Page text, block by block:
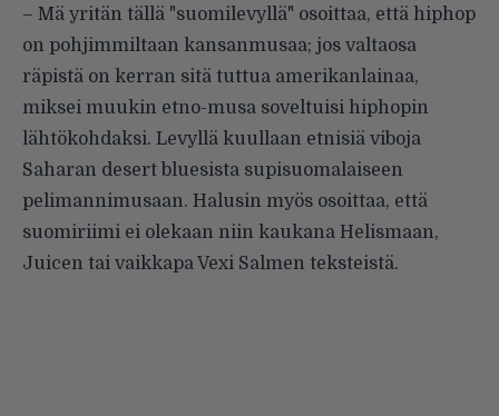
– Mä yritän tällä "suomilevyllä" osoittaa, että hiphop
on pohjimmiltaan kansanmusaa; jos valtaosa
räpistä on kerran sitä tuttua amerikanlainaa,
miksei muukin etno-musa soveltuisi hiphopin
lähtökohdaksi. Levyllä kuullaan etnisiä viboja
Saharan desert bluesista supisuomalaiseen
pelimannimusaan. Halusin myös osoittaa, että
suomiriimi ei olekaan niin kaukana Helismaan,
Juicen tai vaikkapa Vexi Salmen teksteistä.